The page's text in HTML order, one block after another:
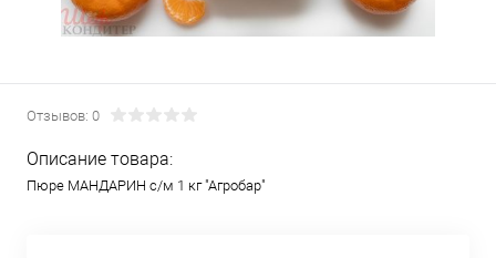
Отзывов: 0
Описание товара:
Пюре МАНДАРИН с/м 1 кг "Агробар"